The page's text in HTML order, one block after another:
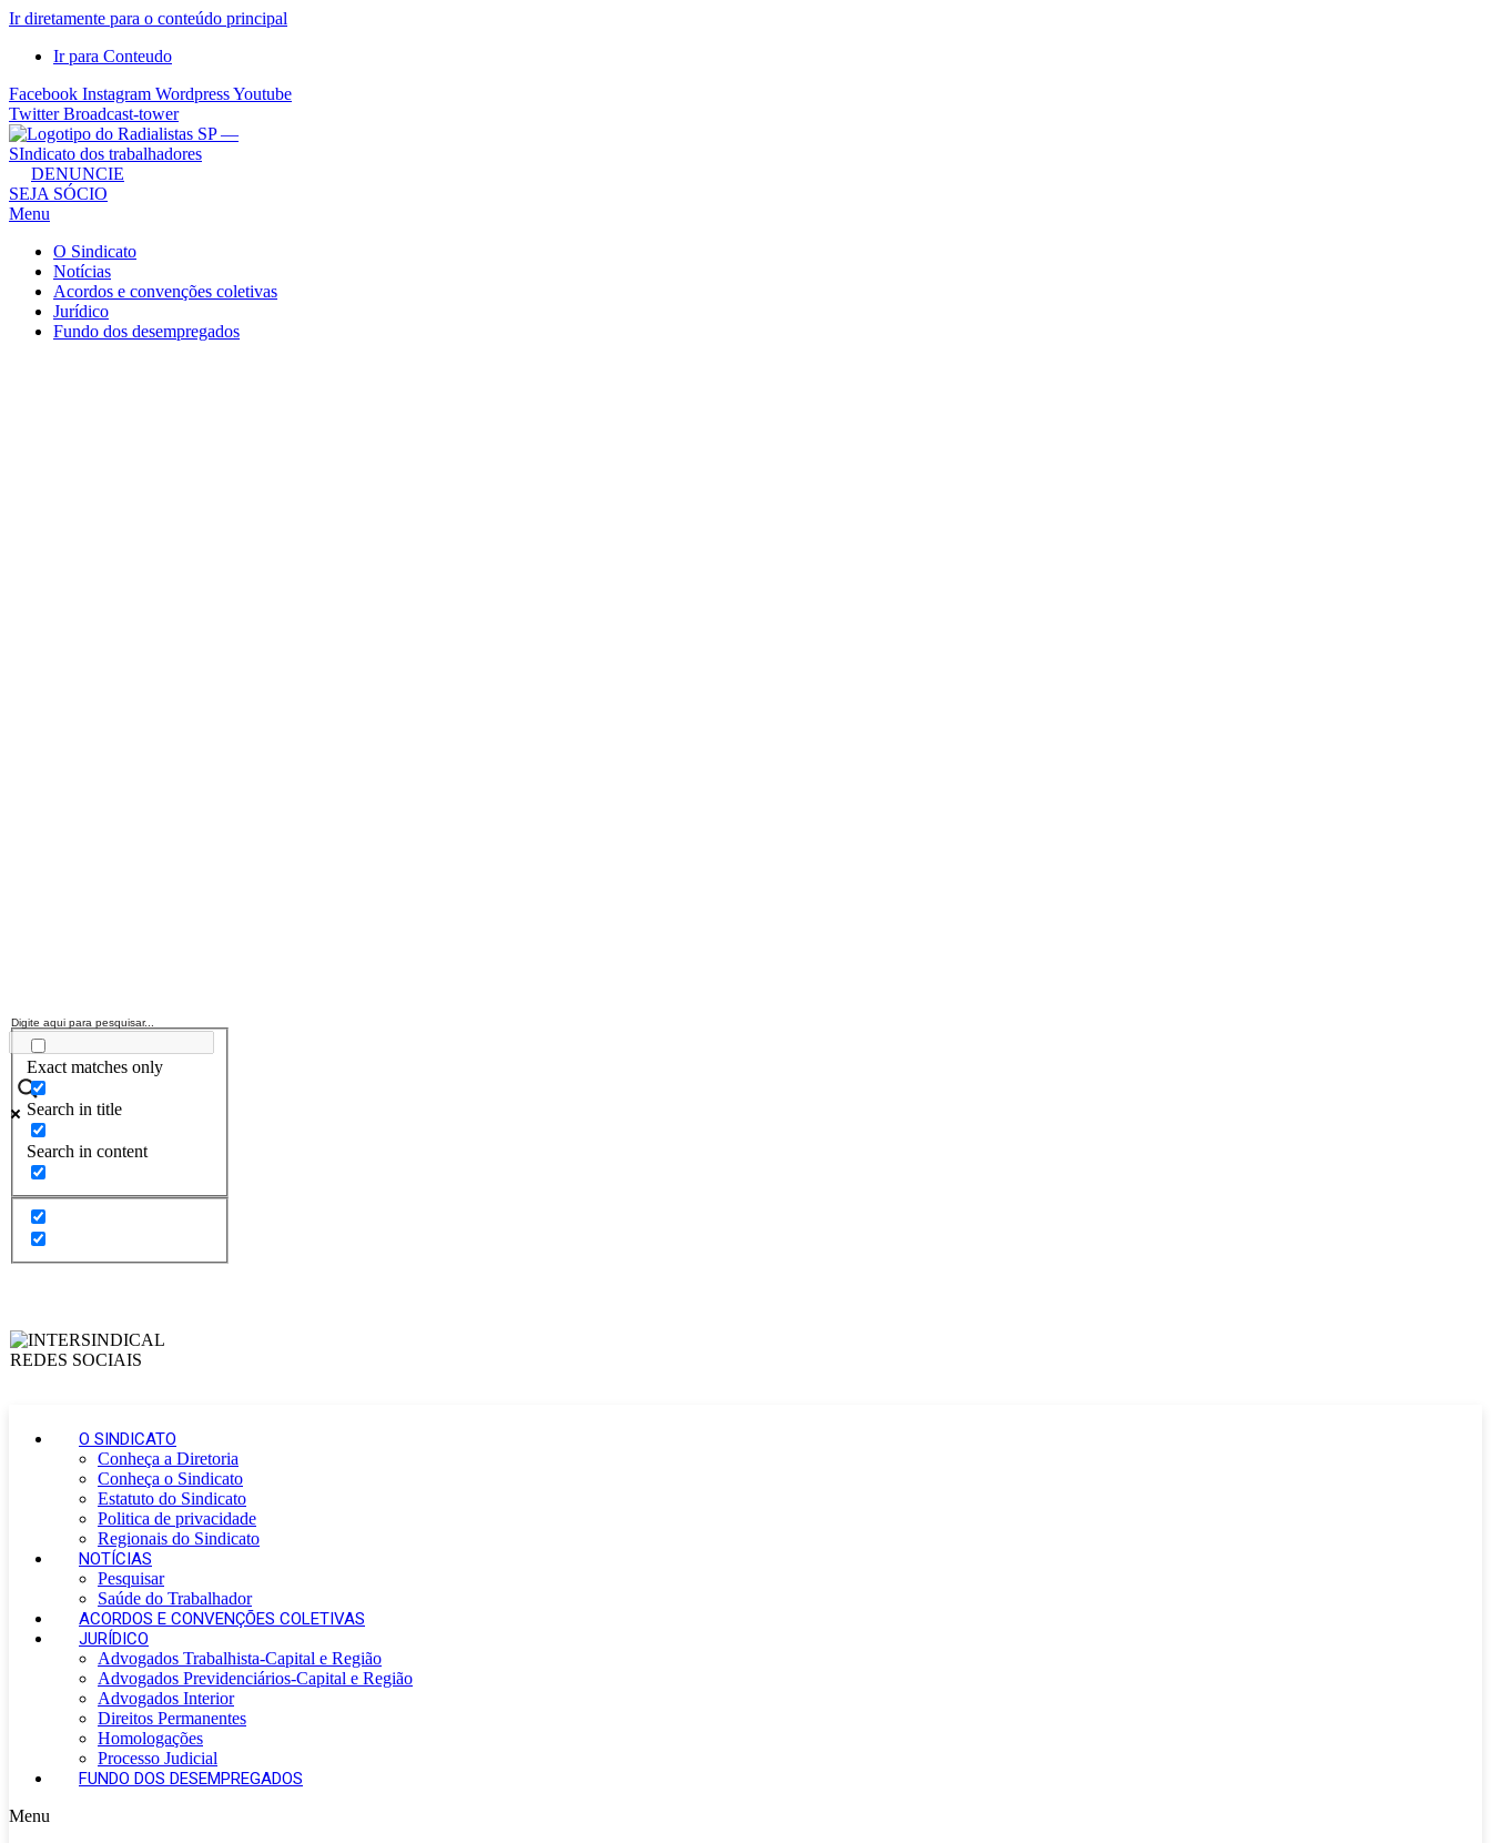
Ir diretamente para o conteúdo principal
Ir para Conteudo
Facebook Instagram WordpressYoutube
Twitter Broadcast-tower
Sindicato
dos
Radialistas
São
Paulo
Sindicato
DENUNCIE
SEJA SÓCIO
Menu
O Sindicato
Notícias
Acordos e convenções coletivas
Jurídico
Fundo dos desempregados
Exact matches only
Search in title
Search in content
O SINDICATO
Conheça a Diretoria
Conheça o Sindicato
Estatuto do Sindicato
Politica de privacidade
Regionais do Sindicato
NOTÍCIAS
Pesquisar
Saúde do Trabalhador
ACORDOS E CONVENÇÕES COLETIVAS
JURÍDICO
Advogados Trabalhista-Capital e Região
Advogados Previdenciários-Capital e Região
Advogados Interior
Direitos Permanentes
Homologações
Processo Judicial
FUNDO DOS DESEMPREGADOS
Menu